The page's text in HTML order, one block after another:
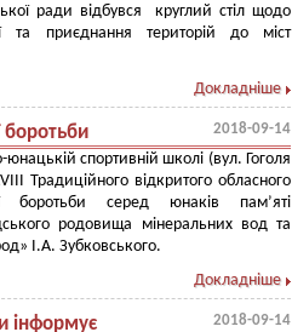
ради відбувся круглий стіл щодо
та приєднання територій до міст
Докладніше
боротьби 2018-09-14
спортивній школі (вул. Гоголя
Традиційного відкритого обласного
боротьби серед юнаків пам’яті
родовища мінеральних вод та
І.А. Зубковського.
Докладніше
інформує 2018-09-14